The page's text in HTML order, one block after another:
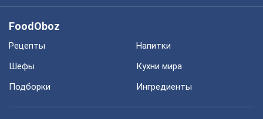
FoodOboz
Рецепты
Напитки
Шефы
Кухни мира
Подборки
Ингредиенты